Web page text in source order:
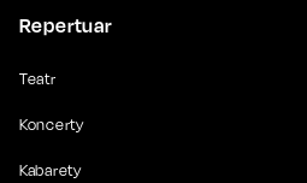
Repertuar
Teatr
Koncerty
Kabarety